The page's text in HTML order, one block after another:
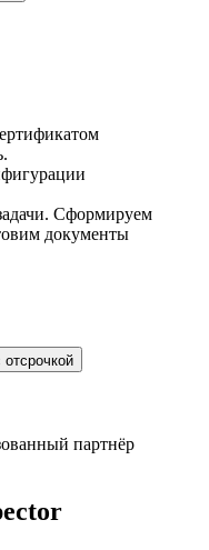
Сформируем
документы
партнёр